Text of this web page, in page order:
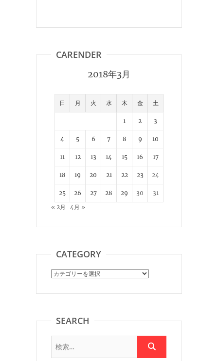
CARENDER
2018年3月
日 月 火 水 木 金 土
1 2 3
4 5 6 7 8 9 10
11 12 13 14 15 16 17
18 19 20 21 22 23 24
25 26 27 28 29 30
31
« 2月
4月 »
CATEGORY
Category
SEARCH